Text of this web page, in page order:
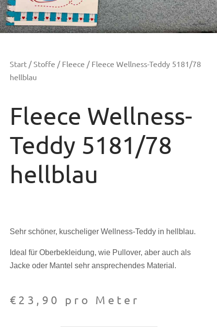
Start / Stoffe / Fleece / Fleece Wellness-Teddy 5181/78
hellblau
Fleece Wellness-
Teddy 5181/78
hellblau
Sehr schöner, kuscheliger Wellness-Teddy in hellblau.
Ideal für Oberbekleidung, wie Pullover, aber auch als
Jacke oder Mantel sehr ansprechendes Material.
€ 23,90 pro Meter